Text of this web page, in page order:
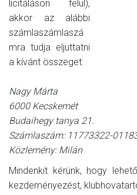
licitáláson felül),
akkor az alábbi
számlaszámlaszá
mra tudja eljuttatni
a kívánt összeget:
Nagy Márta
6000 Kecskemét
Budaihegy tanya 21.
Számlaszám: 11773322-
Közlemény: Milán
Mindenkit kérünk, hogy
kezdeményezést,